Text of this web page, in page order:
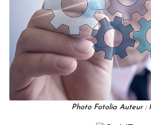
Photo Fotolia Auteur :